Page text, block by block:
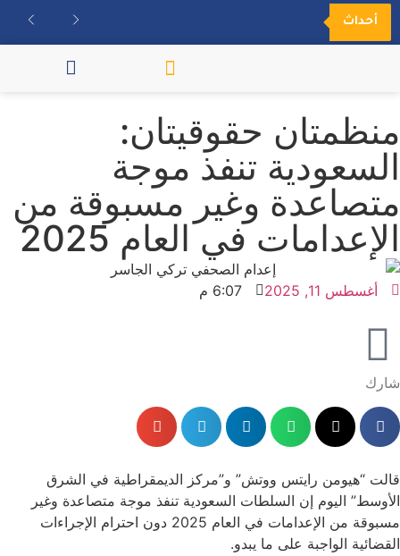
أحداث
منظمتان حقوقيتان:
السعودية تنفذ موجة
متصاعدة وغير مسبوقة من
الإعدامات في العام 2025
أغسطس 11, 2025 6:07 م
شارك
قالت “هيومن رايتس ووتش” و”مركز الديمقراطية في الشرق
الأوسط” اليوم إن السلطات السعودية تنفذ موجة متصاعدة وغير
مسبوقة من الإعدامات في العام 2025 دون احترام الإجراءات
القضائية الواجبة على ما يبدو.